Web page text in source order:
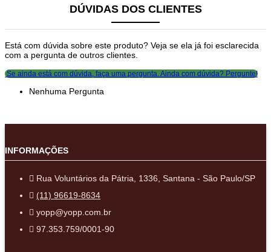
DÚVIDAS DOS CLIENTES
Está com dúvida sobre este produto? Veja se ela já foi esclarecida
com a pergunta de outros clientes.
Se ainda está com dúvida, faça uma pergunta. Ainda com dúvida? Pergunte!
Nenhuma Pergunta
INFORMAÇÕES
Rua Voluntários da Pátria, 1336, Santana - São Paulo/SP
(11) 96619-8634
yopp@yopp.com.br
97.353.759/0001-90